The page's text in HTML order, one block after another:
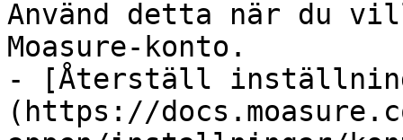
Använd detta när du
Moasure-konto.
- [Återställ
(https://